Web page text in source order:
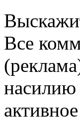
Все
насилию